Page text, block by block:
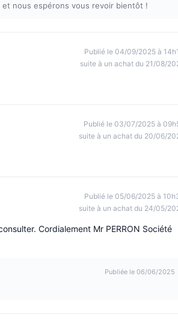
nous espérons vous revoir bientôt !
Publié le 04/09/2025 à
suite à un achat du 21/08/
Publié le 03/07/2025 à
suite à un achat du 20/06/
Publié le 05/06/2025 à
suite à un achat du 24/05/
Cordialement Mr PERRON Société
Publiée le 06/06/2025